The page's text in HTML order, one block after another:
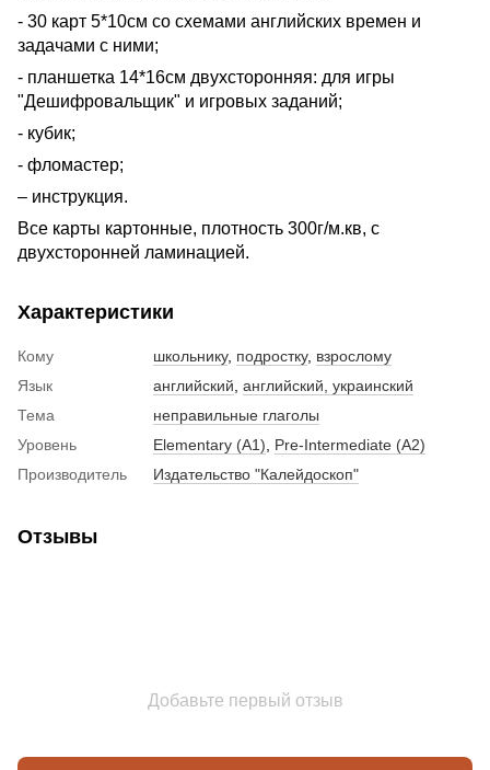
- 30 карт 5*10см со схемами английских времен и
задачами с ними;
- планшетка 14*16см двухсторонняя: для игры
"Дешифровальщик" и игровых заданий;
- кубик;
- фломастер;
– инструкция.
Все карты картонные, плотность 300г/м.кв, с
двухсторонней ламинацией.
Характеристики
Кому школьнику, подростку, взрослому
Язык
английский английский, украинский
Тема
неправильные глаголы
Уровень
Elementary (A1)
Pre-Intermediate (A2)
Производитель
Издательство "Калейдоскоп"
Отзывы
Добавьте первый отзыв